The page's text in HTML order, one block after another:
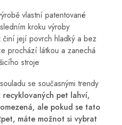
vlastní patentované
kroku výroby
její povrch hladký a bez
prochází látkou a zanechá
stroje
se současnými trendy
recyklovaných pet lahví,
ale pokud se tato
máte možnot si vybrat